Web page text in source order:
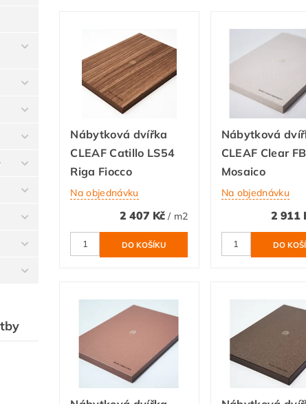
Nábytková dvířka
CLEAF Catillo LS54
Riga Fiocco
Na objednávku
2 407 Kč/ m2
Nábytková
CLEAF Clear
Mosaico
Na objednávku
2 911